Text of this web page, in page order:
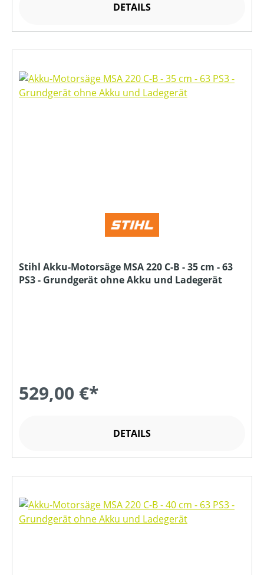
DETAILS
Stihl Akku-Motorsäge MSA 220 C-B - 35 cm - 63
PS3 - Grundgerät ohne Akku und Ladegerät
529,00 €*
DETAILS